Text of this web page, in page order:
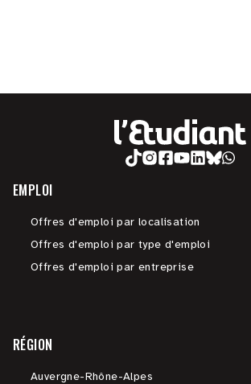
EMPLOI
Offres d'emploi par localisation
Offres d'emploi par type d'emploi
Offres d'emploi par entreprise
RÉGION
Auvergne-Rhône-Alpes